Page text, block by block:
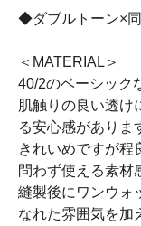
◆ダブルトーン×
＜MATERIAL＞
40/2のベーシック
肌触りの良い透け
る安心感がありま
きれいめですが程
問わず使える素材
縫製後にワンウォ
なれた雰囲気を加